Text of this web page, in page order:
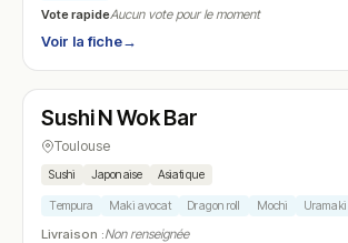
Vote rapideAucun vote pour le moment
Voir la fiche→
N° 14
Sushi N Wok Bar
Toulouse
Sushi Japonaise Asiatique
Tempura Maki avocat Dragon roll Mochi Uramaki
Livraison :Non renseignée